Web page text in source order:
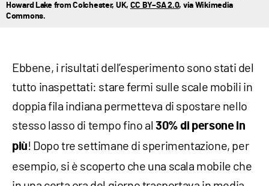
Howard Lake from Colchester, UK, CC BY–SA 2.0, via Wikimedia
Commons.
Ebbene, i risultati dell’esperimento sono stati del
tutto inaspettati: stare fermi sulle scale mobili in
doppia fila indiana permetteva di spostare nello
stesso lasso di tempo fino al30% di persone in
più! Dopo tre settimane di sperimentazione, per
esempio, si è scoperto che una scala mobile che